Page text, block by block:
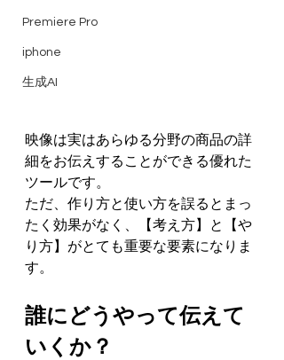
Premiere Pro
iphone
生成AI
映像は実はあらゆる分野の商品の詳
細をお伝えすることができる優れた
ツールです。
ただ、作り方と使い方を誤るとまっ
たく効果がなく、【考え方】と【や
り方】がとても重要な要素になりま
す。
誰にどうやって伝えて
いくか？